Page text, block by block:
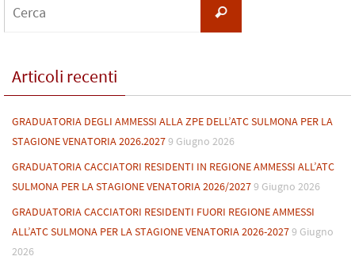
Cerca
Articoli recenti
GRADUATORIA DEGLI AMMESSI ALLA ZPE DELL’ATC SULMONA PER LA
STAGIONE VENATORIA 2026.20279 Giugno 2026
GRADUATORIA CACCIATORI RESIDENTI IN REGIONE AMMESSI ALL’ATC
SULMONA PER LA STAGIONE VENATORIA 2026/20279 Giugno 2026
GRADUATORIA CACCIATORI RESIDENTI FUORI REGIONE AMMESSI
ALL’ATC SULMONA PER LA STAGIONE VENATORIA 2026-20279 Giugno
2026